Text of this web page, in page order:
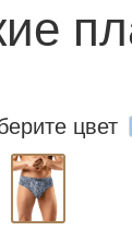
цвет